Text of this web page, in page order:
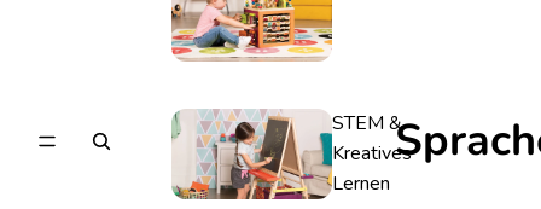
STEM &
Kreatives
Lernen